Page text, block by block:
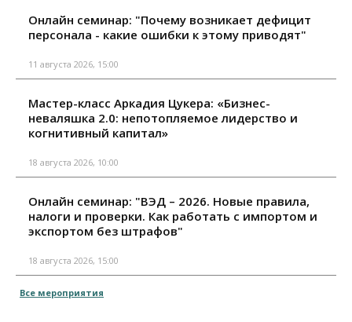
Онлайн семинар: "Почему возникает дефицит
персонала - какие ошибки к этому приводят"
11 августа 2026, 15:00
Мастер-класс Аркадия Цукера: «Бизнес-
неваляшка 2.0: непотопляемое лидерство и
когнитивный капитал»
18 августа 2026, 10:00
Онлайн семинар: "ВЭД – 2026. Новые правила,
налоги и проверки. Как работать с импортом и
экспортом без штрафов"
18 августа 2026, 15:00
Все мероприятия